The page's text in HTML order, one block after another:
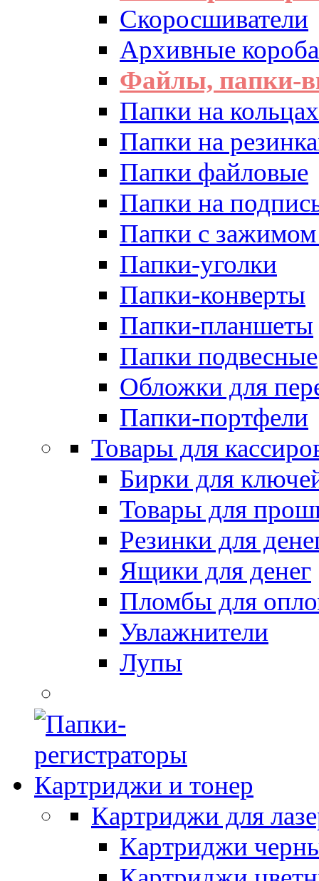
Скоросшиватели
Архивные
Файлы, папки-
Папки на кольцах
Папки на
Папки файловые
Папки на
Папки с
Папки-уголки
Папки-конверты
Папки-планшеты
Папки подвесные
Обложки для
Папки-портфели
Товары для
Бирки для
Товары для
Резинки для
Ящики для денег
Пломбы для
Увлажнители
Лупы
Картриджи и тонер
Картриджи для
Картриджи